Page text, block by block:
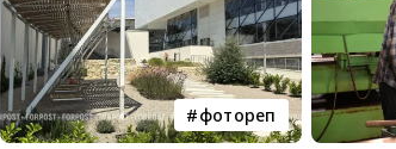
фотореп